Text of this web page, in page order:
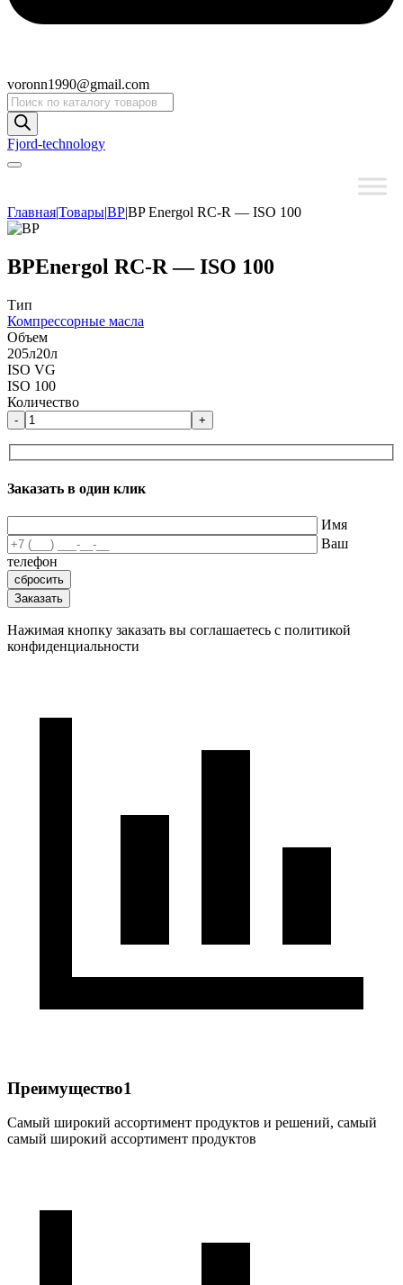
voronn1990@gmail.com
Поиск
товаров
Fjord-technology
Главная|Товары|BP|BP Energol RC-R — ISO 100
BPEnergol RC-R — ISO 100
Тип
Компрессорные масла
Объем
205л20л
ISO VG
ISO 100
Количество
- +
Заказать в один клик
Имя
Ваш
телефон
Нажимая кнопку заказать вы соглашаетесь с политикой
конфиденциальности
Преимущество1
Самый широкий ассортимент продуктов и решений, самый
самый широкий ассортимент продуктов